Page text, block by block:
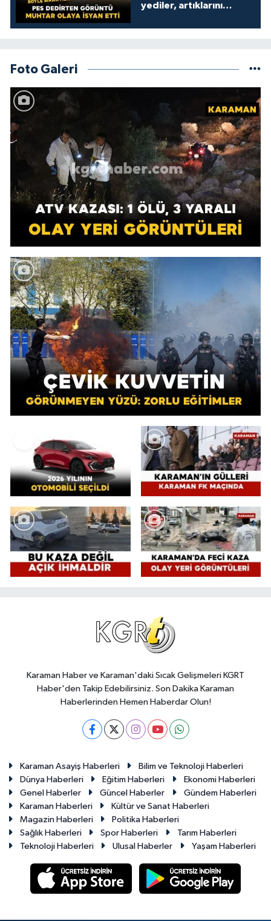
yediler, artıklarını
Foto Galeri
Karaman Haber ve Karaman'daki Sıcak Gelişmeleri KGRT
Haber'den Takip Edebilirsiniz. Son Dakika Karaman
Haberlerinden Hemen Haberdar Olun!
Karaman Asayiş Haberleri
Bilim ve Teknoloji Haberleri
Dünya Haberleri
Eğitim Haberleri
Ekonomi Haberleri
Genel Haberler
Güncel Haberler
Gündem Haberleri
Karaman Haberleri
Kültür ve Sanat Haberleri
Magazin Haberleri
Politika Haberleri
Sağlık Haberleri
Spor Haberleri
Tarım Haberleri
Teknoloji Haberleri
Ulusal Haberler Yaşam Haberleri